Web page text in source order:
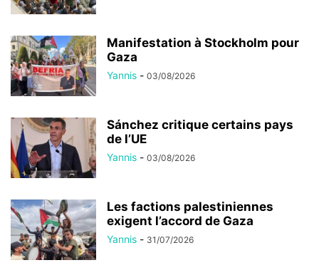
Manifestation à Stockholm pour
Gaza
Yannis - 03/08/2026
Sánchez critique certains pays
de l’UE
Yannis - 03/08/2026
Les factions palestiniennes
exigent l’accord de Gaza
Yannis - 31/07/2026